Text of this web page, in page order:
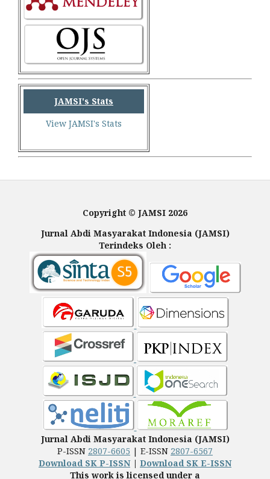
JAMSI's Stats
View JAMSI's Stats
Copyright © JAMSI 2026
Jurnal Abdi Masyarakat Indonesia (JAMSI)
Terindeks Oleh :
Jurnal Abdi Masyarakat Indonesia (JAMSI)
P-ISSN 2807-6605 | E-ISSN 2807-6567
Download SK P-ISSN| Download SK E-ISSN
This work is licensed under a